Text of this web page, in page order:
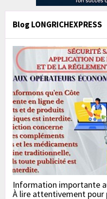
Blog LONGRICHEXPRESS
Information importante
À lire attentivement